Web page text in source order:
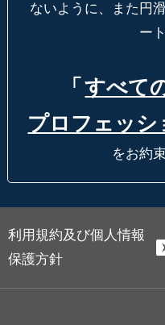
ないように、
また円
ー
「 すべて
プロフェッシ
をお約
利用規約及び個人情報
保護方針